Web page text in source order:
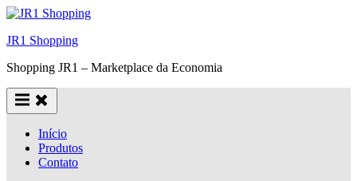
Skip
content
JR1 Shopping
Shopping JR1 – Marketplace da Economia
Início
Produtos
Contato